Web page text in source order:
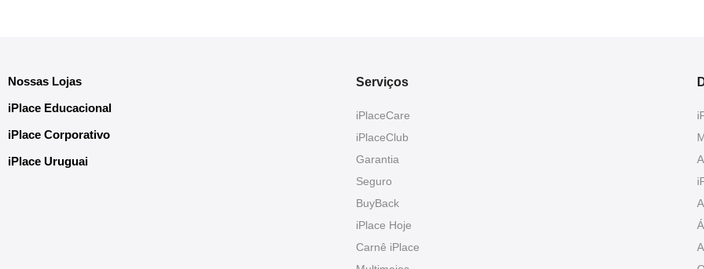
Nossas Lojas
iPlace Educacional
iPlace Corporativo
iPlace Uruguai
Serviços
iPlaceCare
iPlaceClub
Garantia
Seguro
BuyBack
iPlace Hoje
Carnê iPlace